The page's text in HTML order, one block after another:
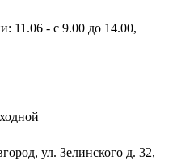
11.06 - с 9.00 до 14.00,
ул. Зелинского д. 32,